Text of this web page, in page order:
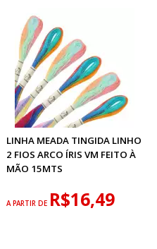
LINHA MEADA TINGIDA LINHO
2 FIOS ARCO ÍRIS VM FEITO À
MÃO 15MTS
A PARTIR DE R$16,49